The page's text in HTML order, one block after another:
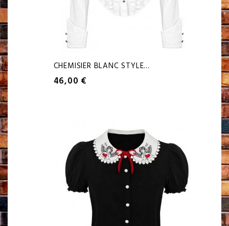
CHEMISIER BLANC STYLE...
46,00 €